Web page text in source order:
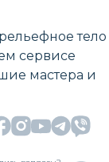
тело
сервисе
мастера и